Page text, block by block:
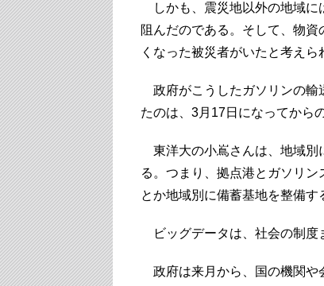
しかも、震災地以外の地域に
阻んだのである。そして、物
くなった被災者がいたと考えら
政府がこうしたガソリンの輸
たのは、3月17日になってから
東洋大の小嶌さんは、地域別
る。つまり、拠点港とガソリ
とか地域別に備蓄基地を整備す
ビッグデータは、社会の制度
政府は来月から、国の機関や